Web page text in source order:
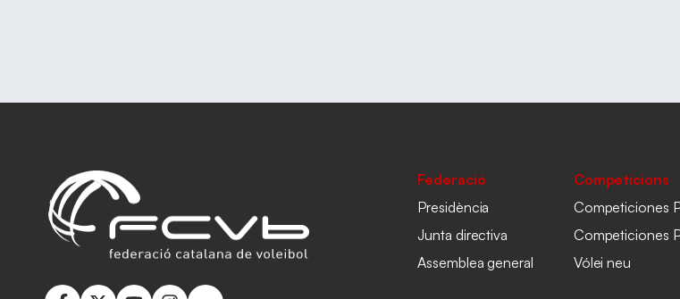
Federació
Presidència
Junta directiva
Assemblea general
Competicions
Competiciones
Competiciones
Vólei neu